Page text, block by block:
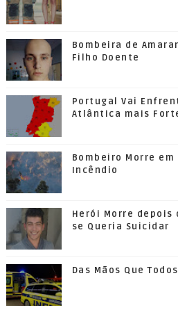
Bombeira de
Filho Doente
Portugal Vai
Atlântica mais
Bombeiro Morre
Incêndio
Herói Morre depois
se Queria Suicidar
Das Mãos Que